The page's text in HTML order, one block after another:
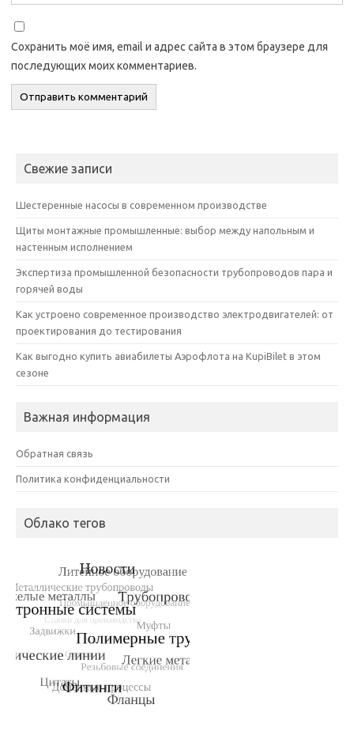
Сохранить моё имя, email и адрес сайта в этом браузере для
последующих моих комментариев.
Свежие записи
Шестеренные насосы в современном производстве
Щиты монтажные промышленные: выбор между напольным и
настенным исполнением
Экспертиза промышленной безопасности трубопроводов пара и
горячей воды
Как устроено современное производство электродвигателей: от
проектирования до тестирования
Как выгодно купить авиабилеты Аэрофлота на KupiBilet в этом
сезоне
Важная информация
Обратная связь
Политика конфиденциальности
Облако тегов